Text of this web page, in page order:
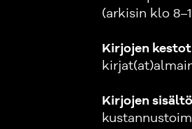
(arkisin klo
Kirjojen
Kirjojen